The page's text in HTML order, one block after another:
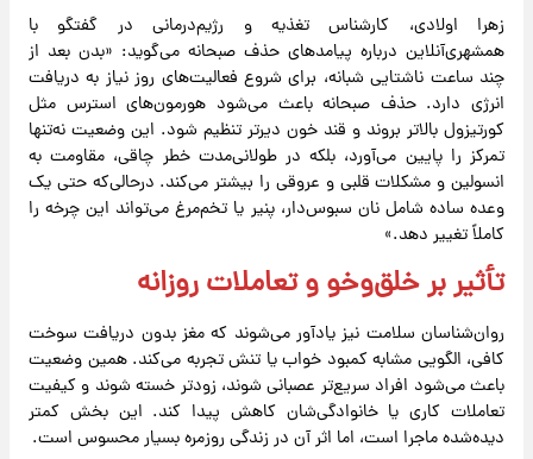
زهرا اولادی، کارشناس تغذیه و رژیم‌درمانی در گفتگو با
همشهری‌آنلاین درباره پیامدهای حذف صبحانه می‌گوید: «بدن بعد از
چند ساعت ناشتایی شبانه، برای شروع فعالیت‌های روز نیاز به دریافت
انرژی دارد. حذف صبحانه باعث می‌شود هورمون‌های استرس مثل
کورتیزول بالاتر بروند و قند خون دیرتر تنظیم شود. این وضعیت نه‌تنها
تمرکز را پایین می‌آورد، بلکه در طولانی‌مدت خطر چاقی، مقاومت به
انسولین و مشکلات قلبی‌ و عروقی را بیشتر می‌کند. درحالی‌که حتی یک
وعده ساده شامل نان سبوس‌دار، پنیر یا تخم‌مرغ می‌تواند این چرخه را
کاملاً تغییر دهد.»
تأثیر بر خلق‌وخو و تعاملات روزانه
روان‌شناسان سلامت نیز یادآور می‌شوند که مغز بدون دریافت سوخت
کافی، الگویی مشابه کمبود خواب یا تنش تجربه می‌کند. همین وضعیت
باعث می‌شود افراد سریع‌تر عصبانی شوند، زودتر خسته شوند و کیفیت
تعاملات کاری یا خانوادگی‌شان کاهش پیدا کند. این بخش کمتر
دیده‌شده ماجرا است، اما اثر آن در زندگی روزمره بسیار محسوس است.